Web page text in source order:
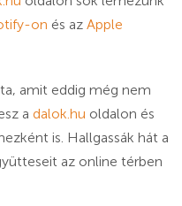
on és az Apple
amit eddig még nem
a dalok.hu oldalon és
is. Hallgassák hát a
az online térben